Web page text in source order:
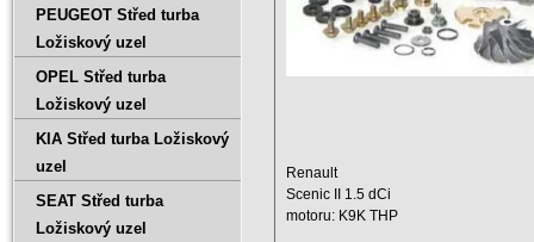
Renault
Scenic II 1.5 dCi
motoru: K9K THP
PEUGEOT Střed turba
Ložiskový uzel
OPEL Střed turba
Ložiskový uzel
KIA Střed turba Ložiskový
uzel
SEAT Střed turba
Ložiskový uzel